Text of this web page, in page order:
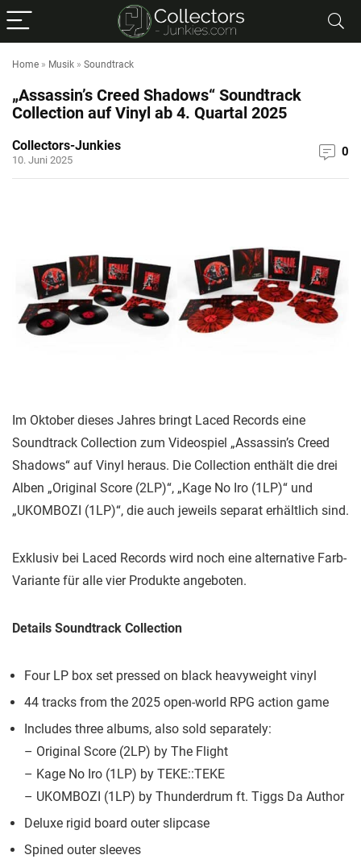
Home » Musik » Soundtrack
„Assassin’s Creed Shadows“ Soundtrack
Collection auf Vinyl ab 4. Quartal 2025
Collectors-Junkies
10. Juni 2025
0
Im Oktober dieses Jahres bringt Laced Records eine
Soundtrack Collection zum Videospiel „Assassin’s Creed
Shadows“ auf Vinyl heraus. Die Collection enthält die drei
Alben „Original Score (2LP)“, „Kage No Iro (1LP)“ und
„UKOMBOZI (1LP)“, die auch jeweils separat erhältlich sind.
Exklusiv bei Laced Records wird noch eine alternative Farb-
Variante für alle vier Produkte angeboten.
Details Soundtrack Collection
Four LP box set pressed on black heavyweight vinyl
44 tracks from the 2025 open-world RPG action game
Includes three albums, also sold separately:
– Original Score (2LP) by The Flight
– Kage No Iro (1LP) by TEKE::TEKE
– UKOMBOZI (1LP) by Thunderdrum ft. Tiggs Da Author
Deluxe rigid board outer slipcase
Spined outer sleeves